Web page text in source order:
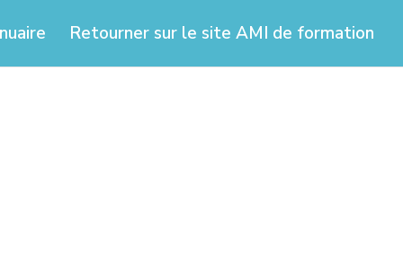
Retourner sur le site AMI de formation